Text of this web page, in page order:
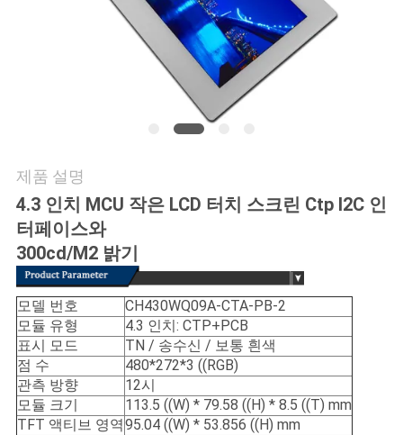
요
청
하
십
시
오
사
제품 설명
4.3 인치 MCU 작은 LCD 터치 스크린 Ctp I2C 인
터페이스와
300cd/M2 밝기
모델 번호
CH430WQ09A-CTA-PB-2
모듈 유형
4.3 인치: CTP+PCB
표시 모드
TN / 송수신 / 보통 흰색
점 수
480*272*3 ((RGB)
관측 방향
12시
모듈 크기
113.5 ((W) * 79.58 ((H) * 8.5 ((T) mm
TFT 액티브 영역95.04 ((W) * 53.856 ((H) mm